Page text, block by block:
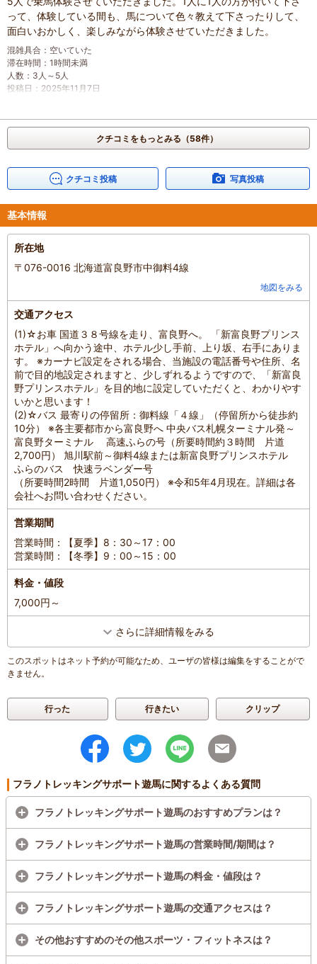
って、体験している間も、馬について色々教えて下さったりして、
面白いおかしく、楽しみながら体験させていただきました。
混雑具合 ： 空いていた
滞在時間 ： 1時間未満
人数 ： 3人～5人
投稿日 ： 2025年11月7日
クチコミをもっとみる（58件）
クチコミ投稿 写真投稿
基本情報
所在地
〒076-0016 北海道富良野市中御料4線
地図をみる
交通アクセス
(1)☆お車 国道３８号線を走り、富良野へ。 「新富良野プリンス
ホテル」へ向かう途中、ホテル少し手前、上り坂、右手にありま
す。 ※カーナビ設定をされる場合、当施設の電話番号や住所、名
前で目的地設定されますと、少しずれるようですので、「新富良
野プリンスホテル」を目的地に設定していただくと、わかりやす
いかと思います！
(2)☆バス 最寄りの停留所：御料線「４線」（停留所から徒歩約
10分） ※各主要都市から富良野へ 中央バス札幌ターミナル発～
富良野ターミナル 高速ふらの号（所要時間約３時間 片道
2,700円） 旭川駅前～御料4線または新富良野プリンスホテル
ふらのバス 快速ラベンダー号
（所要時間2時間 片道1,050円） ※令和5年4月現在。詳細は各
会社へお問い合わせください。
営業期間
営業時間：【夏季】8：30～17：00
営業時間：【冬季】9：00～15：00
料金・値段
7,000円～
さらに詳細情報をみる
このスポットはネット予約が可能なため、ユーザの皆様は編集をすることがで
きません。
行った 行きたい クリップ
フラノトレッキングサポート遊馬に関するよくある質問
フラノトレッキングサポート遊馬のおすすめプランは？
フラノトレッキングサポート遊馬の営業時間/期間は？
フラノトレッキングサポート遊馬の料金・値段は？
フラノトレッキングサポート遊馬の交通アクセスは？
その他おすすめのその他スポーツ・フィットネスは？